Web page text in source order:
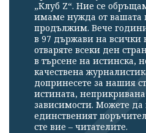
„Клуб Z“. Ние се
имаме нужда от вашата
продължим. Вече
в 97 държави на всички
отваряте всеки ден
в търсене на истинска,
качествена
допринесете за нашия
истината,
зависимости. Можете да
единственият
сте вие – читателите.